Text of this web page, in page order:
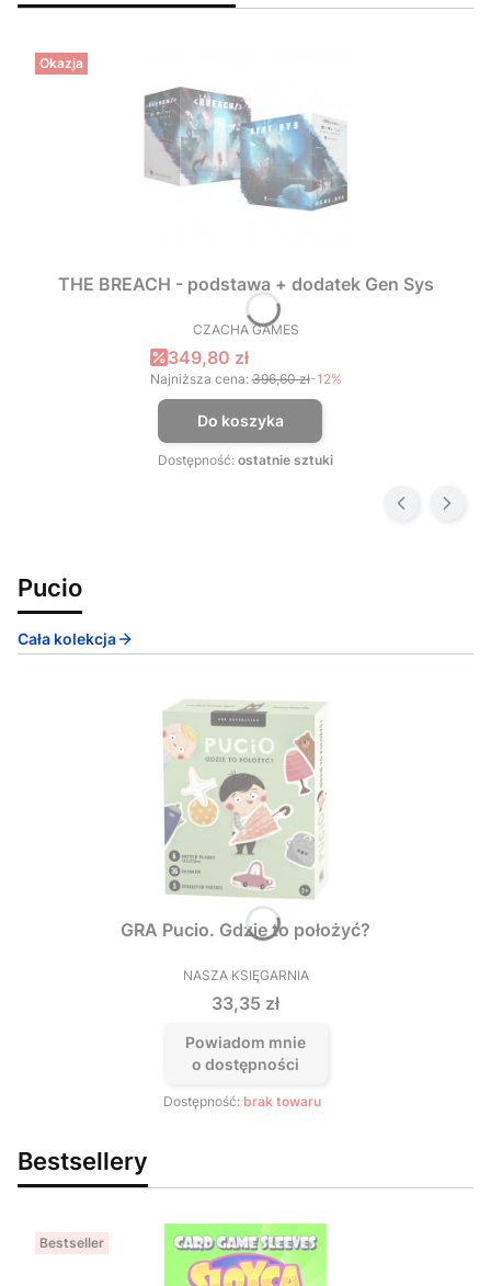
Okazja
THE BREACH - podstawa + dodatek Gen Sys
PRODUCENT
CZACHA GAMES
Cena promocyjna
349,80 zł
Najniższa cena: 396,60 zł-12%
Do koszyka
Dostępność: ostatnie sztuki
Pucio
Cała kolekcja
GRA Pucio. Gdzie to położyć?
PRODUCENT
NASZA KSIĘGARNIA
Cena
33,35 zł
Powiadom mnie
o dostępności
Dostępność: brak towaru
Bestsellery
Bestseller